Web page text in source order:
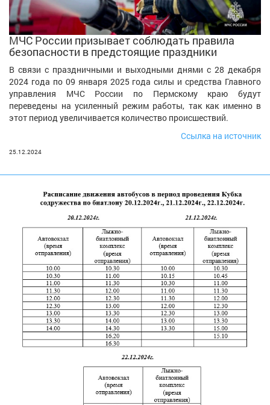
МЧС России призывает соблюдать правила
безопасности в предстоящие праздники
В связи с праздничными и выходными днями с 28 декабря
2024 года по 09 января 2025 года силы и средства Главного
управления МЧС России по Пермскому краю будут
переведены на усиленный режим работы, так как именно в
этот период увеличивается количество происшествий.
Ссылка на источник
25.12.2024